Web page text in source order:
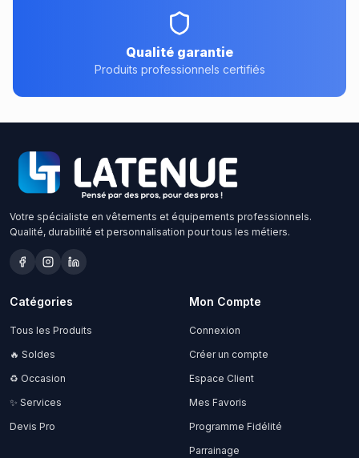
Qualité garantie
Produits professionnels certifiés
Votre spécialiste en vêtements et équipements professionnels.
Qualité, durabilité et personnalisation pour tous les métiers.
Catégories
Tous les Produits
🔥 Soldes
♻️ Occasion
✨ Services
Devis Pro
Mon Compte
Connexion
Créer un compte
Espace Client
Mes Favoris
Programme Fidélité
Parrainage